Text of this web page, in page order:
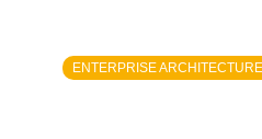
ENTERPRISE ARCHITECTURE